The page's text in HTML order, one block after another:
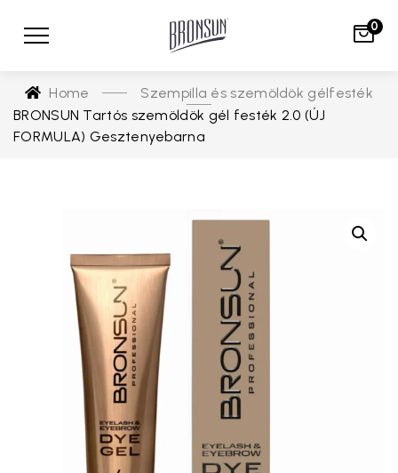
0
Home
Szempilla és szemöldök gélfesték
BRONSUN Tartós szemöldök gél festék 2.0 (ÚJ
FORMULA) Gesztenyebarna